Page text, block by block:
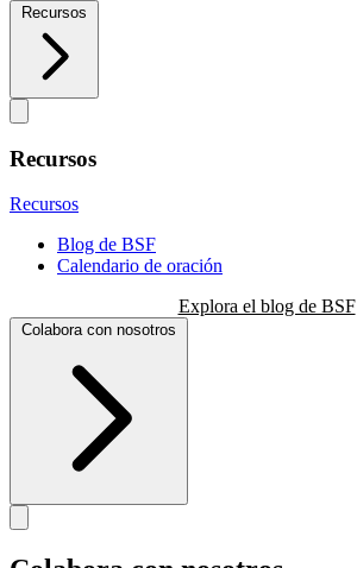
Recursos
Recursos
Recursos
Blog de BSF
Calendario de oración
Explora el blog de BSF
Colabora con nosotros